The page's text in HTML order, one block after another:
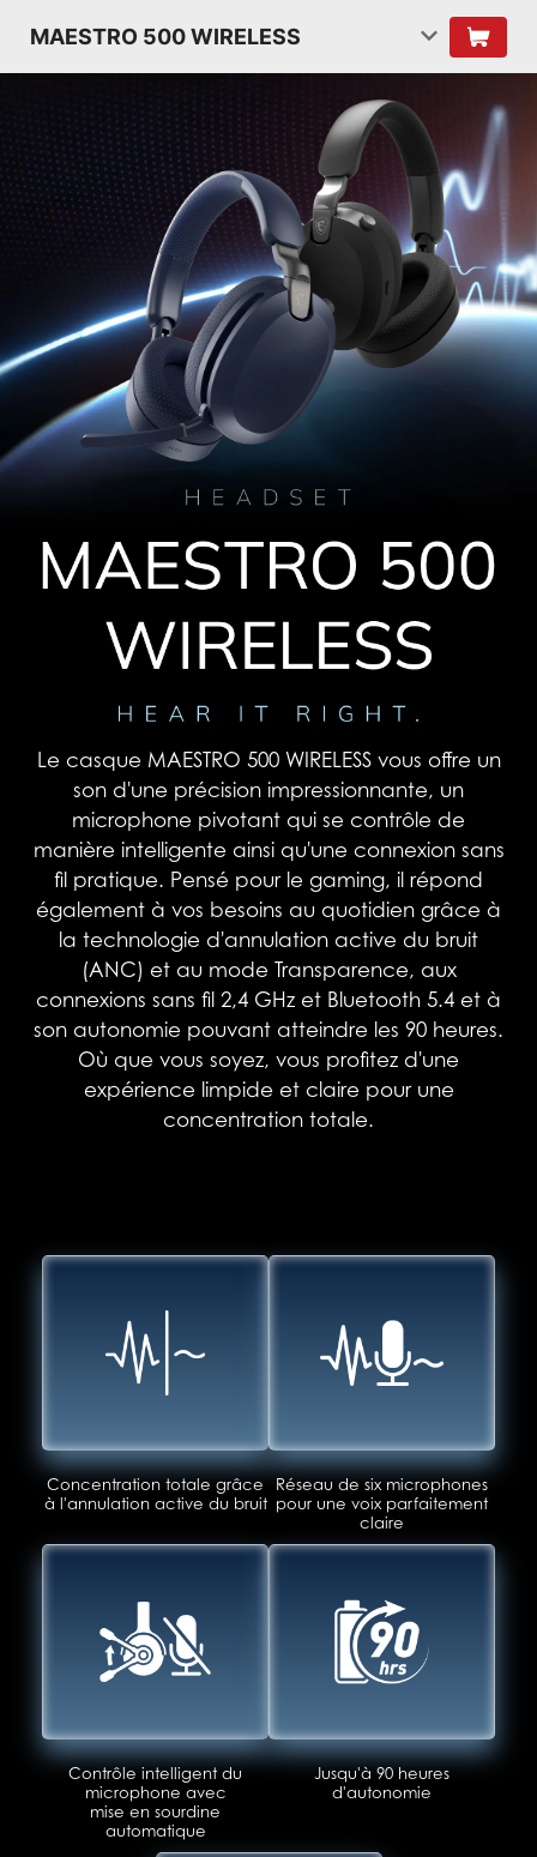
MAESTRO 500 WIRELESS
Le casque MAESTRO 500 WIRELESS vous offre un
son d'une précision impressionnante, un
microphone pivotant qui se contrôle de
manière intelligente ainsi qu'une connexion sans
fil pratique. Pensé pour le gaming, il répond
également à vos besoins au quotidien grâce à
la technologie d'annulation active du bruit
(ANC) et au mode Transparence, aux
connexions sans fil 2,4 GHz et Bluetooth 5.4 et à
son autonomie pouvant atteindre les 90 heures.
Où que vous soyez, vous profitez d'une
expérience limpide et claire pour une
concentration totale.
Concentration totale grâce
à l'annulation active du bruit
Réseau de six microphones
pour une voix parfaitement
claire
Contrôle intelligent du
microphone avec
mise en sourdine
automatique
Jusqu'à 90 heures
d'autonomie